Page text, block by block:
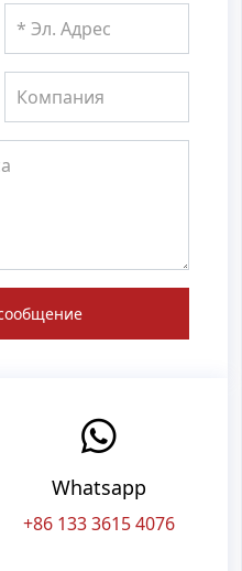
Whatsapp
+86 133 3615 4076